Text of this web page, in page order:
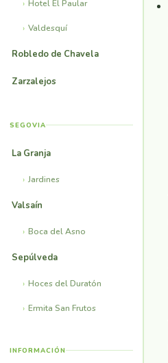
Hotel El Paular
Valdesquí
Robledo de Chavela
Zarzalejos
SEGOVIA
La Granja
Jardines
Valsaín
Boca del Asno
Sepúlveda
Hoces del Duratón
Ermita San Frutos
INFORMACIÓN